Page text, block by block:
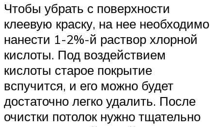
Чтобы убрать с поверхности
клеевую краску, на нее необходимо
нанести 1-2%-й раствор хлорной
кислоты. Под воздействием
кислоты старое покрытие
вспучится, и его можно будет
достаточно легко удалить. После
очистки потолок нужно тщательно